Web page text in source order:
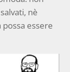
nè
essere